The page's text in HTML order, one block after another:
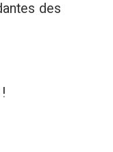
des